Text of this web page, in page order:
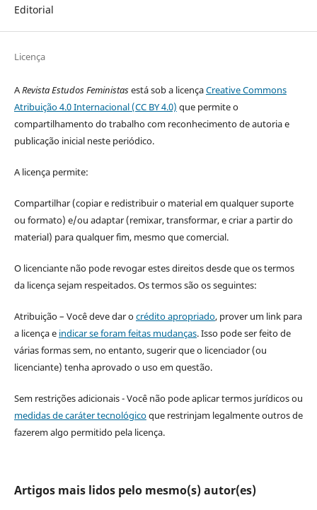
Editorial
Licença
ARevista Estudos Feministasestá sob a licençaCreative Commons
Atribuição 4.0 Internacional (CC BY 4.0) que permite o
compartilhamento do trabalho com reconhecimento de autoria e
publicação inicial neste periódico.
A licença permite:
Compartilhar (copiar e redistribuir o material em qualquer suporte
ou formato) e/ou adaptar (remixar, transformar, e criar a partir do
material) para qualquer fim, mesmo que comercial.
O licenciante não pode revogar estes direitos desde que os termos
da licença sejam respeitados. Os termos são os seguintes:
Atribuição – Você deve dar ocrédito apropriado, prover um link para
a licença e indicar se foram feitas mudanças. Isso pode ser feito de
várias formas sem, no entanto, sugerir que o licenciador (ou
licenciante) tenha aprovado o uso em questão.
Sem restrições adicionais - Você não pode aplicar termos jurídicos ou
medidas de caráter tecnológicoque restrinjam legalmente outros de
fazerem algo permitido pela licença.
Artigos mais lidos pelo mesmo(s) autor(es)